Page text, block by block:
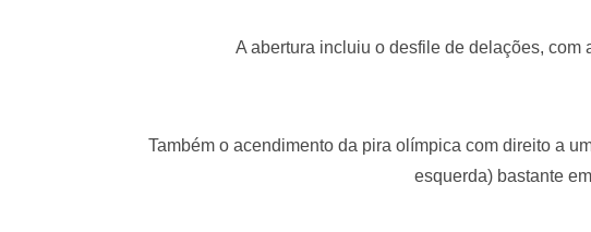
A abertura incluiu o desfile de delações,
Também o acendimento da pira olímpica com direito a
esquerda) bastante